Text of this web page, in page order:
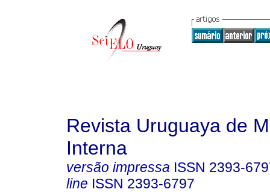
Revista Uruguaya de
Interna
versão impressa ISSN 2393-
line ISSN 2393-6797